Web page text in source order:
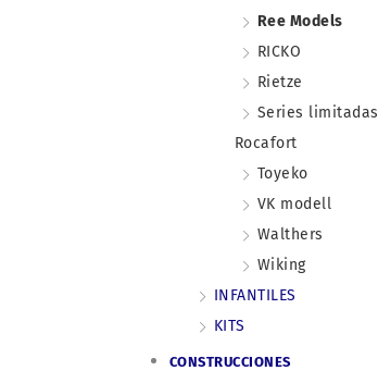
Ree Models
RICKO
Rietze
Series limitadas
Rocafort
Toyeko
VK modell
Walthers
Wiking
INFANTILES
KITS
CONSTRUCCIONES